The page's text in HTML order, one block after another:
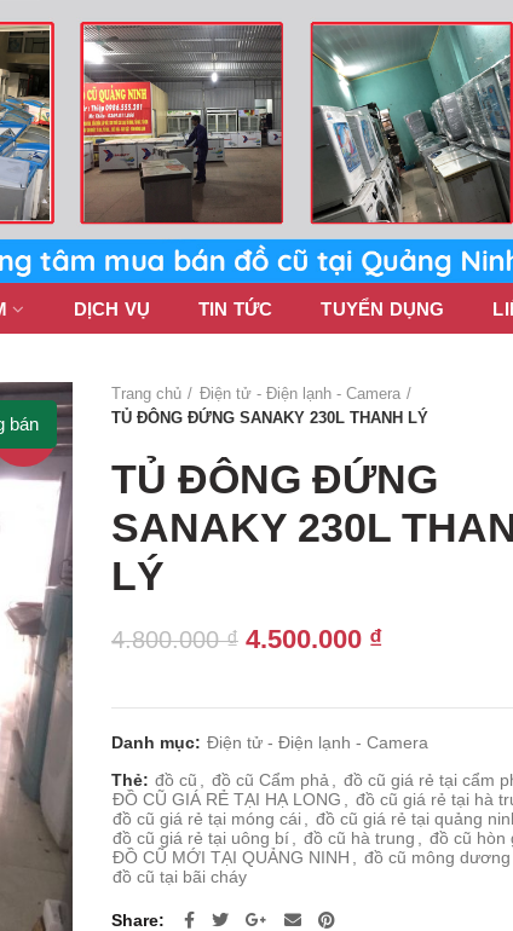
DỊCH VỤ TIN TỨC TUYỂN DỤNG
-6%
bán
Trang chủ
Điện tử - Điện lạnh - Camera
TỦ ĐÔNG ĐỨNG SANAKY 230L THANH LÝ
TỦ ĐÔNG ĐỨNG
SANAKY 230L
LÝ
4.800.000₫ Giá
là:
4.800.000 ₫.
4.500.000 ₫Giá
tại
là:
Danh mục: Điện tử - Điện lạnh - Camera
Thẻ: đồ cũ đồ cũ Cẩm phả đồ cũ giá rẻ tại cẩm
ĐỒ CŨ GIÁ RẺ TẠI HẠ LONG
đồ cũ giá rẻ tại hà
đồ cũ giá rẻ tại móng cái
đồ cũ giá rẻ tại quảng
đồ cũ giá rẻ tại uông bí
đồ cũ hà trung đồ cũ hòn
ĐỒ CŨ MỚI TẠI QUẢNG NINH
đồ cũ mông dương
đồ cũ tại bãi cháy
Share